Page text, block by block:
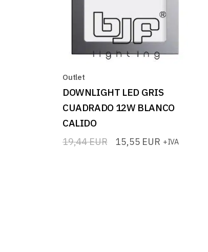
Outlet
DOWNLIGHT LED GRIS
CUADRADO 12W BLANCO
CALIDO
19,44EUR
El 15,55 EUR
El +IVA